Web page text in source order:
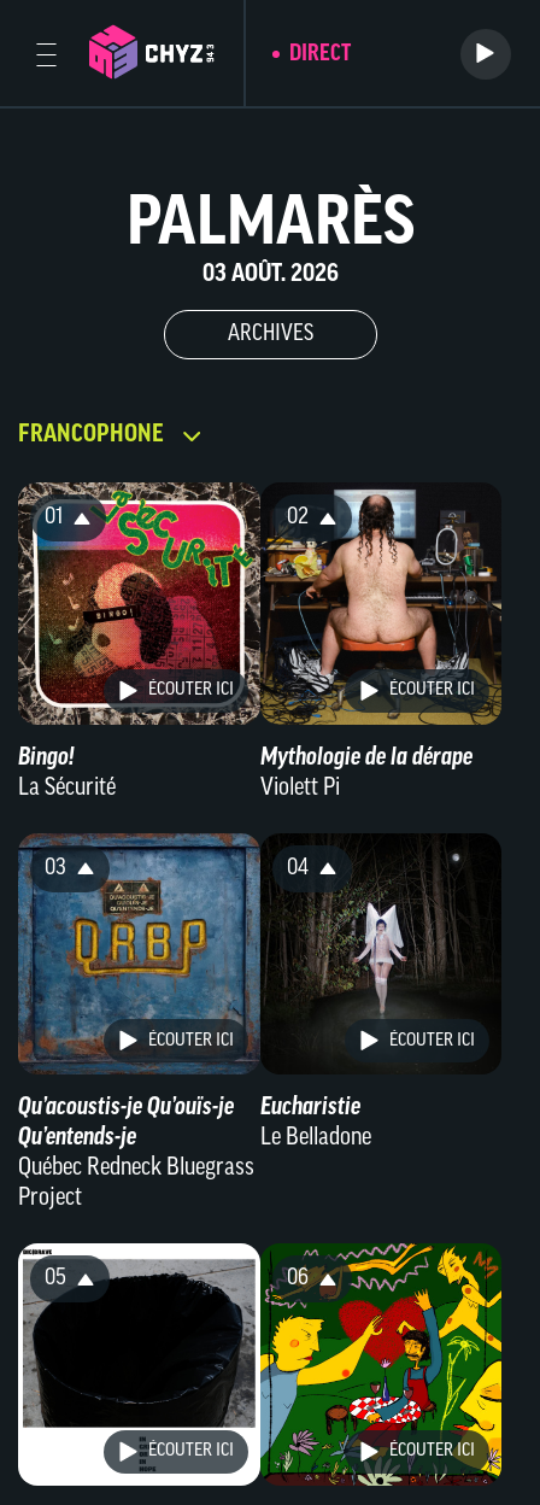
DIRECT
PALMARÈS
03 AOÛT. 2026
ARCHIVES
FRANCOPHONE
01
ÉCOUTER ICI
Bingo!
La Sécurité
02
ÉCOUTER ICI
Mythologie de la dérape
Violett Pi
03
ÉCOUTER ICI
Qu’acoustis-je Qu’ouïs-je
Qu’entends-je
Québec Redneck Bluegrass
Project
04
ÉCOUTER ICI
Eucharistie
Le Belladone
05
ÉCOUTER ICI
06
ÉCOUTER ICI